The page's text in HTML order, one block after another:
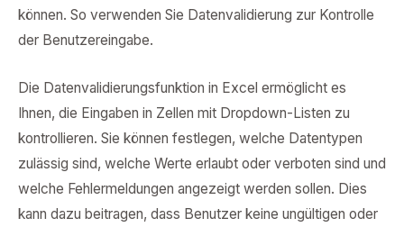
können. So verwenden Sie Datenvalidierung zur Kontrolle
der Benutzereingabe.
Die Datenvalidierungsfunktion in Excel ermöglicht es
Ihnen, die Eingaben in Zellen mit Dropdown-Listen zu
kontrollieren. Sie können festlegen, welche Datentypen
zulässig sind, welche Werte erlaubt oder verboten sind und
welche Fehlermeldungen angezeigt werden sollen. Dies
kann dazu beitragen, dass Benutzer keine ungültigen oder